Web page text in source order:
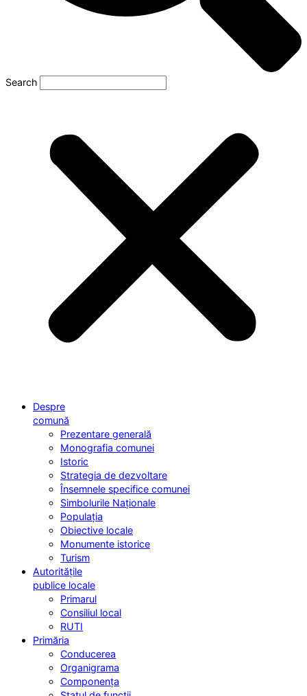
Search
Despre
comună
Prezentare generală
Monografia comunei
Istoric
Strategia de dezvoltare
Însemnele specifice comunei
Simbolurile Naționale
Populația
Obiective locale
Monumente istorice
Turism
Autoritățile
publice locale
Primarul
Consiliul local
RUTI
Primăria
Conducerea
Organigrama
Componența